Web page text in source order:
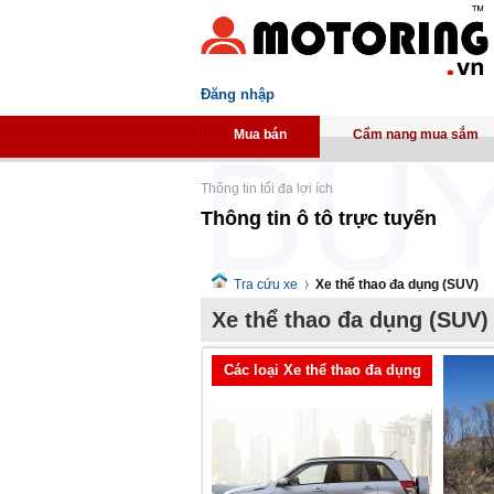
Đăng nhập
Mua bán Cẩm nang mua sắm
Thông tin tối đa lợi ích
Thông tin ô tô trực tuyến
Tra cứu xe Xe thể thao đa dụng (SUV)
Xe thể thao đa dụng (SUV)
Các loại Xe thể thao đa dụng